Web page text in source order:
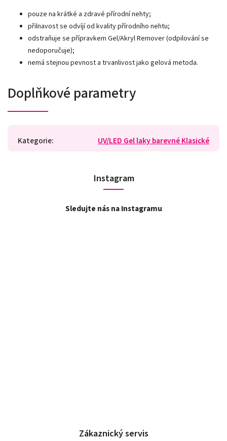
pouze na krátké a zdravé přírodní nehty;
přilnavost se odvíjí od kvality přírodního nehtu;
odstraňuje se přípravkem Gel/Akryl Remover (odpilování se
nedoporučuje);
nemá stejnou pevnost a trvanlivost jako gelová metoda.
Doplňkové parametry
Kategorie: UV/LED Gel laky barevné Klasické
Instagram
Sledujte nás na Instagramu
Zákaznický servis